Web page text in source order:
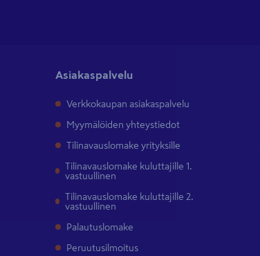
Asiakaspalvelu
Verkkokaupan asiakaspalvelu
Myymälöiden yhteystiedot
Tilinavauslomake yrityksille
Tilinavauslomake kuluttajille 1.
vastuullinen
Tilinavauslomake kuluttajille 2.
vastuullinen
Palautuslomake
Peruutusilmoitus